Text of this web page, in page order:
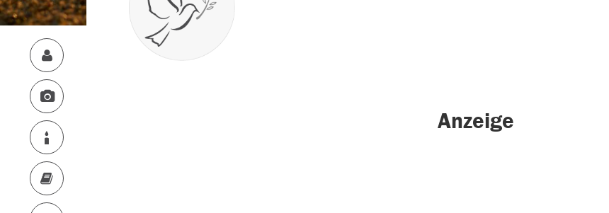
Anzeige